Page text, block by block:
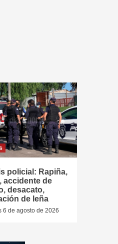
policial: Rapiña,
accidente de
desacato,
de leña
6 de agosto de 2026